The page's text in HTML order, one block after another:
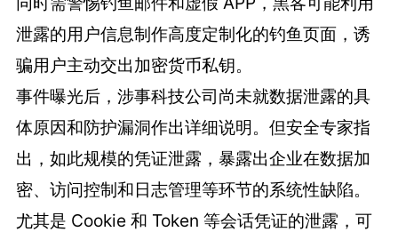
泄露的用户信息制作高度定制化的钓鱼页面，诱
骗用户主动交出加密货币私钥。
事件曝光后，涉事科技公司尚未就数据泄露的具
体原因和防护漏洞作出详细说明。但安全专家指
出，如此规模的凭证泄露，暴露出企业在数据加
密、访问控制和日志管理等环节的系统性缺陷。
尤其是 Cookie 和 Token 等会话凭证的泄露，可